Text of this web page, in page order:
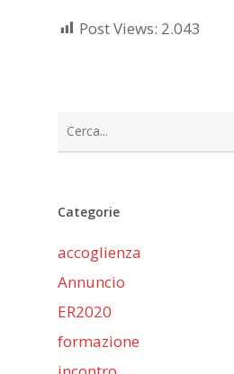
Post Views: 2.043
Categorie
accoglienza
Annuncio
ER2020
formazione